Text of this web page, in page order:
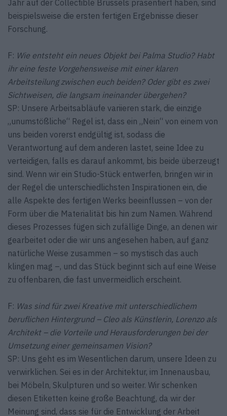
Jahr auf der Collectible Brussels präsentiert haben, sind
beispielsweise die ersten fertigen Ergebnisse dieser
Forschung.
F: Wie entsteht ein neues Objekt bei Palma Studio? Habt
ihr eine feste Vorgehensweise mit einer klaren
Arbeitsteilung zwischen euch beiden? Oder gibt es zwei
Sichtweisen, die langsam ineinander übergehen?
SP: Unsere Arbeitsabläufe variieren stark, die einzige
„unumstößliche“ Regel ist, dass ein „Nein“ von einem von
uns beiden vorerst endgültig ist, sodass die
Verantwortung auf dem anderen lastet, seine Idee zu
verteidigen, falls es darauf ankommt, bis beide überzeugt
sind. Wenn wir ein Studio-Stück entwerfen, bringen wir in
der Regel die unterschiedlichsten Inspirationen ein, die
alle Aspekte des fertigen Werks beeinflussen – von der
Form über die Materialität bis hin zum Namen. Während
dieses Prozesses fügen sich zufällige Dinge, an denen wir
gearbeitet oder die wir uns angesehen haben, auf ganz
natürliche Weise zusammen – so mystisch das auch
klingen mag –, und das Stück beginnt sich auf eine Weise
zu offenbaren, die fast unvermeidlich erscheint.
F: Was sind für zwei Kreative mit unterschiedlichem
beruflichen Hintergrund – Cleo als Künstlerin, Lorenzo als
Architekt – die Vorteile und Herausforderungen bei der
Umsetzung einer gemeinsamen Vision?
SP: Uns geht es im Wesentlichen darum, unsere Ideen zu
verwirklichen. Sei es in der Architektur, im Innenausbau,
bei Möbeln, Skulpturen und so weiter. Wir schenken
diesen Etiketten keine große Beachtung, da wir der
Meinung sind, dass sie für die Entwicklung der Arbeit